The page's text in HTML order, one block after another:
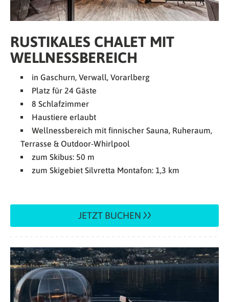
RUSTIKALES CHALET MIT
WELLNESSBEREICH
in Gaschurn, Verwall, Vorarlberg
Platz für 24 Gäste
8 Schlafzimmer
Haustiere erlaubt
Wellnessbereich mit finnischer Sauna, Ruheraum,
Terrasse & Outdoor-Whirlpool
zum Skibus: 50 m
zum Skigebiet Silvretta Montafon: 1,3 km
JETZT BUCHEN